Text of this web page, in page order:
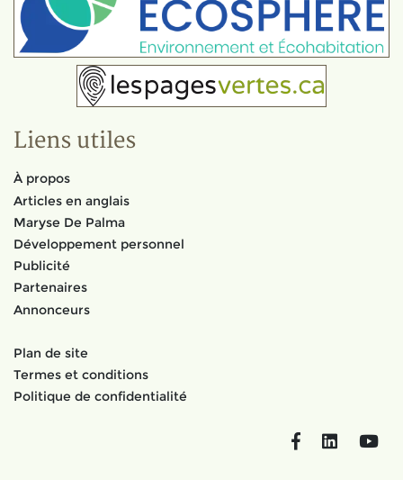
Liens utiles
À propos
Articles en anglais
Maryse De Palma
Développement personnel
Publicité
Partenaires
Annonceurs
Plan de site
Termes et conditions
Politique de confidentialité
FacebookLinkedIn